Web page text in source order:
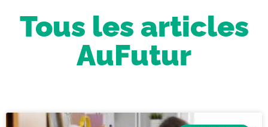
Tous les articles
AuFutur